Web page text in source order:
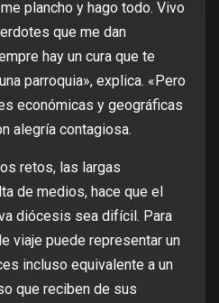
plancho y hago todo. Vivo
que me dan
hay un cura que te
parroquia», explica. «Pero
económicas y geográficas
alegría contagiosa.
retos, las largas
de medios, hace que el
diócesis sea difícil. Para
viaje puede representar un
incluso equivalente a un
que reciben de sus